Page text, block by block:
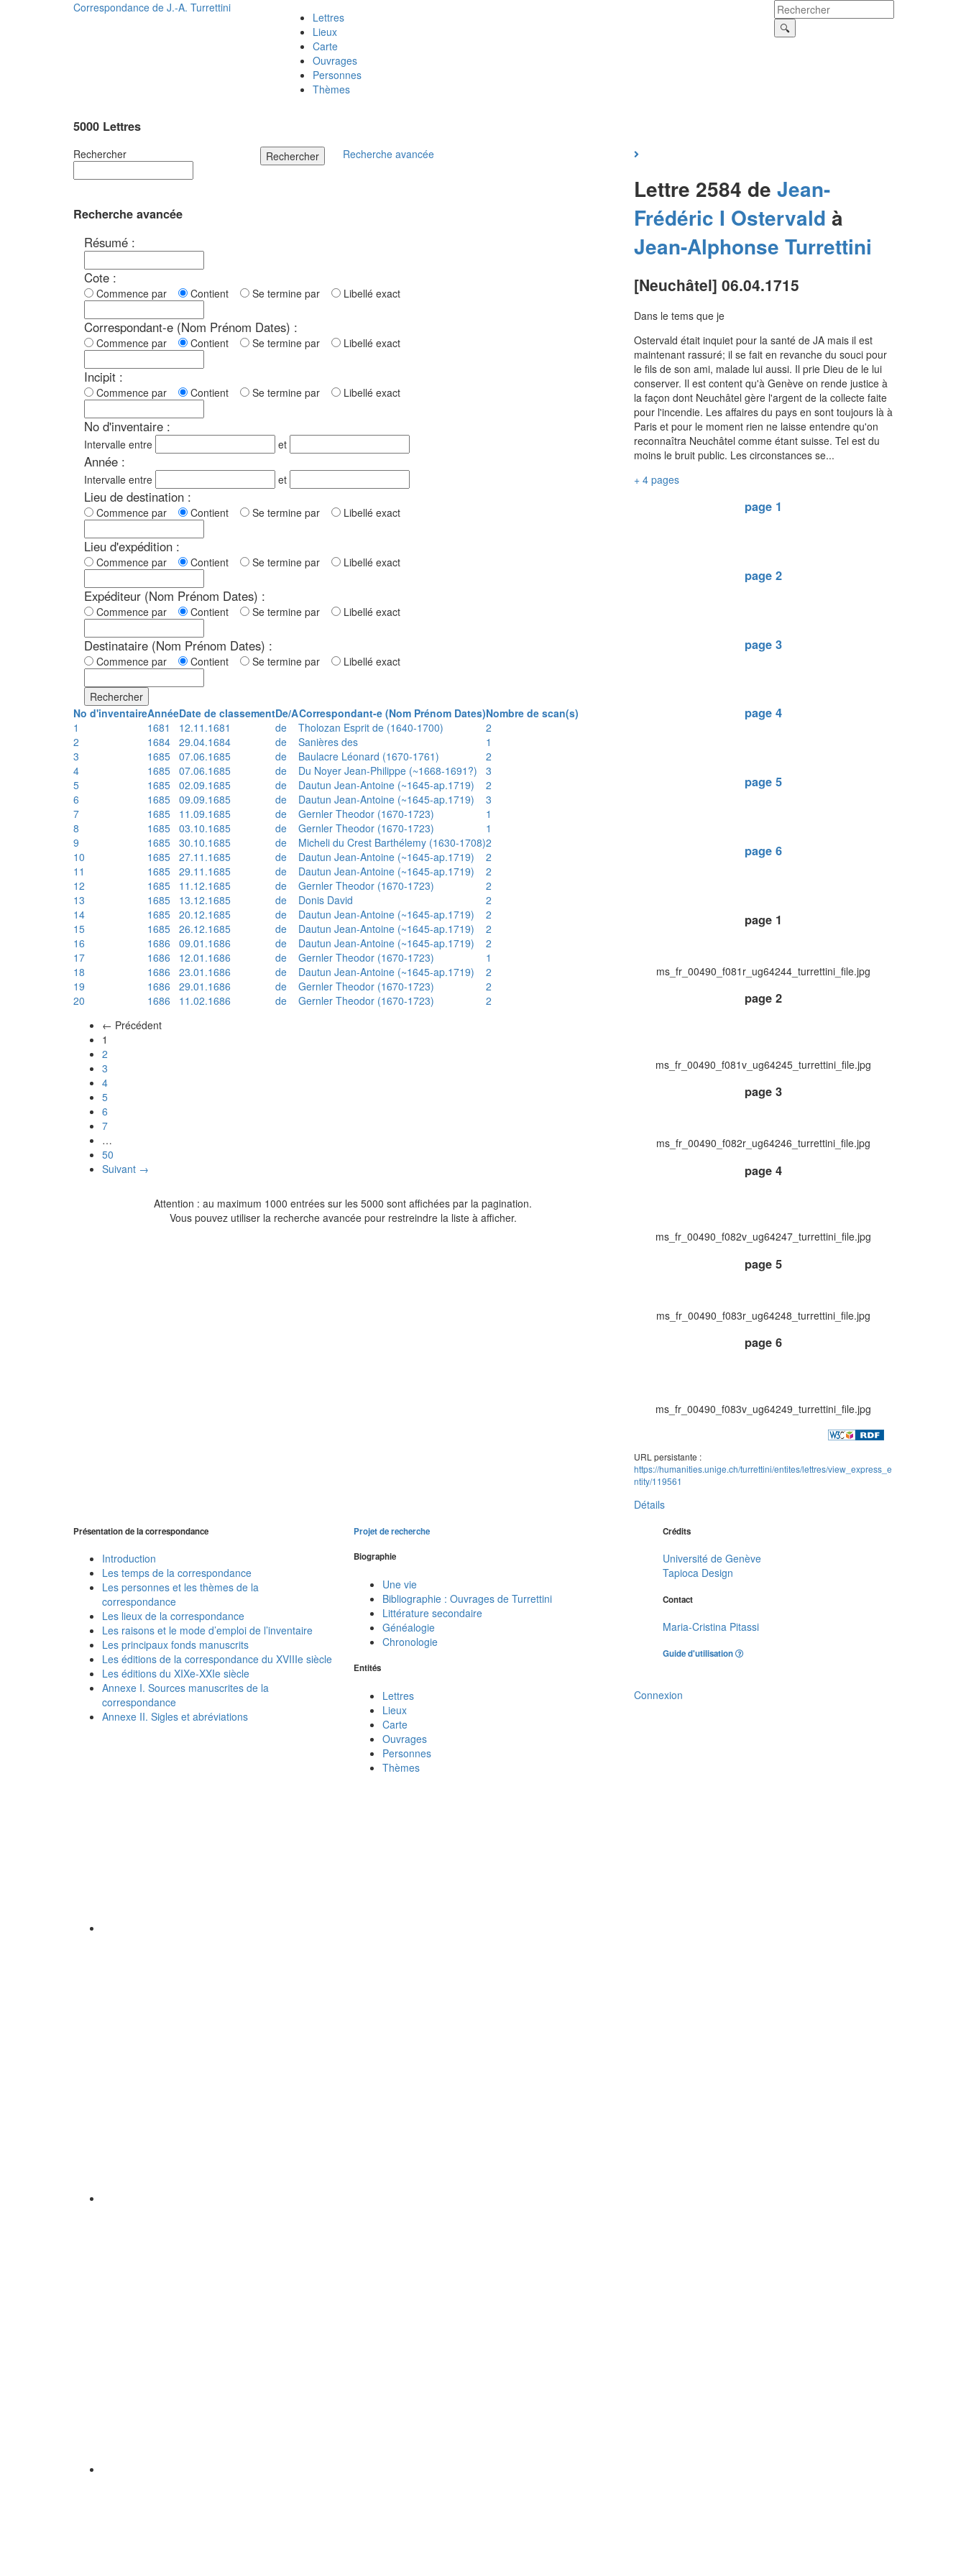
Correspondance de J.-A. Turrettini
Lettres
Lieux
Carte
Ouvrages
Personnes
Thèmes
5000 Lettres
Rechercher Rechercher Recherche avancée
Recherche avancée
Résumé :
Cote :
Commence par Contient Se termine par Libellé exact
Correspondant-e (Nom Prénom Dates) :
Commence par Contient Se termine par Libellé exact
Incipit :
Commence par Contient Se termine par Libellé exact
No d'inventaire :
Intervalle entre et
Année :
Intervalle entre et
Lieu de destination :
Commence par Contient Se termine par Libellé exact
Lieu d'expédition :
Commence par Contient Se termine par Libellé exact
Expéditeur (Nom Prénom Dates) :
Commence par Contient Se termine par Libellé exact
Destinataire (Nom Prénom Dates) :
Commence par Contient Se termine par Libellé exact
Rechercher
No d'inventaireAnnéeDate de classementDe/ACorrespondant-e (Nom Prénom Dates)Nombre de scan(s)
1
1681 12.11.1681 de Tholozan Esprit de (1640-1700)
2
2
1684 29.04.1684 de Sanières des
1
3
1685 07.06.1685 de Baulacre Léonard (1670-1761)
2
4
1685 07.06.1685 de Du Noyer Jean-Philippe (~1668-1691?)
3
5
1685 02.09.1685 de Dautun Jean-Antoine (~1645-ap.1719)
2
6
1685 09.09.1685 de Dautun Jean-Antoine (~1645-ap.1719)
3
7
1685 11.09.1685 de Gernler Theodor (1670-1723)
1
8
1685 03.10.1685 de Gernler Theodor (1670-1723)
1
9
1685 30.10.1685 de Micheli du Crest Barthélemy (1630-1708)2
10
1685 27.11.1685 de Dautun Jean-Antoine (~1645-ap.1719)
2
11
1685 29.11.1685 de Dautun Jean-Antoine (~1645-ap.1719)
2
12
1685 11.12.1685 de Gernler Theodor (1670-1723)
2
13
1685 13.12.1685 de Donis David
2
14
1685 20.12.1685 de Dautun Jean-Antoine (~1645-ap.1719)
2
15
1685 26.12.1685 de Dautun Jean-Antoine (~1645-ap.1719)
2
16
1686 09.01.1686 de Dautun Jean-Antoine (~1645-ap.1719)
2
17
1686 12.01.1686 de Gernler Theodor (1670-1723)
1
18
1686 23.01.1686 de Dautun Jean-Antoine (~1645-ap.1719)
2
19
1686 29.01.1686 de Gernler Theodor (1670-1723)
2
20
1686 11.02.1686 de Gernler Theodor (1670-1723)
2
← Précédent
1
2
3
4
5
6
7
…
50
Suivant →
Attention : au maximum 1000 entrées sur les 5000 sont affichées par la pagination.
Vous pouvez utiliser la recherche avancée pour restreindre la liste à afficher.
Lettre 2584 de Jean-
Frédéric I Ostervald à
Jean-Alphonse Turrettini
[Neuchâtel] 06.04.1715
Dans le tems que je
Ostervald était inquiet pour la santé de JA mais il est
maintenant rassuré; il se fait en revanche du souci pour
le fils de son ami, malade lui aussi. Il prie Dieu de le lui
conserver. Il est content qu'à Genève on rende justice à
la façon dont Neuchâtel gère l'argent de la collecte faite
pour l'incendie. Les affaires du pays en sont toujours là à
Paris et pour le moment rien ne laisse entendre qu'on
reconnaîtra Neuchâtel comme étant suisse. Tel est du
moins le bruit public. Les circonstances se...
+ 4 pages
page 1
page 2
page 3
page 4
page 5
page 6
page 1
ms_fr_00490_f081r_ug64244_turrettini_file.jpg
page 2
ms_fr_00490_f081v_ug64245_turrettini_file.jpg
page 3
ms_fr_00490_f082r_ug64246_turrettini_file.jpg
page 4
ms_fr_00490_f082v_ug64247_turrettini_file.jpg
page 5
ms_fr_00490_f083r_ug64248_turrettini_file.jpg
page 6
ms_fr_00490_f083v_ug64249_turrettini_file.jpg
URL persistante :
https://humanities.unige.ch/turrettini/entites/lettres/view_express_e
ntity/119561
Détails
Présentation de la correspondance
Introduction
Les temps de la correspondance
Les personnes et les thèmes de la
correspondance
Les lieux de la correspondance
Les raisons et le mode d’emploi de l’inventaire
Les principaux fonds manuscrits
Les éditions de la correspondance du XVIIIe siècle
Les éditions du XIXe-XXIe siècle
Annexe I. Sources manuscrites de la
correspondance
Annexe II. Sigles et abréviations
Projet de recherche
Biographie
Une vie
Bibliographie : Ouvrages de Turrettini
Littérature secondaire
Généalogie
Chronologie
Entités
Lettres
Lieux
Carte
Ouvrages
Personnes
Thèmes
Crédits
Université de Genève
Tapioca Design
Contact
Maria-Cristina Pitassi
Guide d'utilisation
Connexion